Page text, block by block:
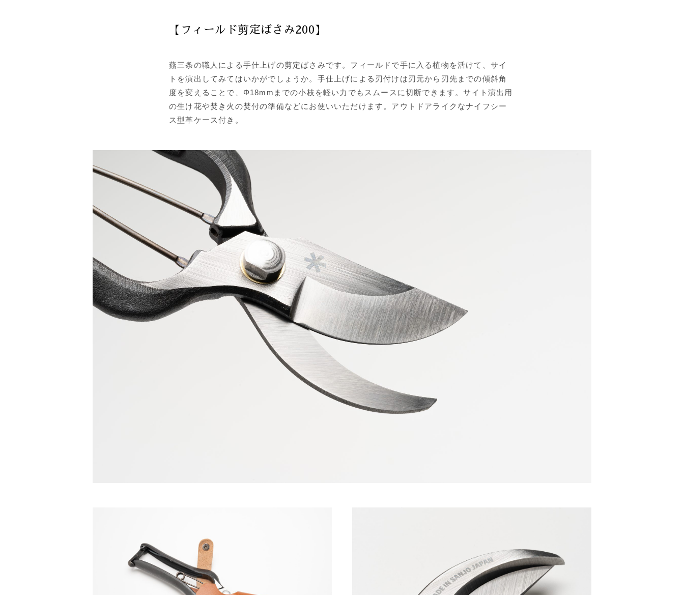
【フィールド剪定ばさみ200】
燕三条の職人による手仕上げの剪定ばさみです。フィールドで手に入る植物を活けて、サイ
トを演出してみてはいかがでしょうか。手仕上げによる刃付けは刃元から刃先までの傾斜角
度を変えることで、Φ18mmまでの小枝を軽い力でもスムースに切断できます。サイト演出用
の生け花や焚き火の焚付の準備などにお使いいただけます。アウトドアライクなナイフシー
ス型革ケース付き。